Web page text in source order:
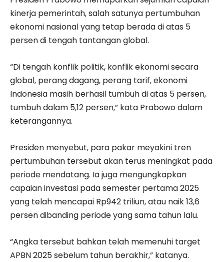
kinerja pemerintah, salah satunya pertumbuhan
ekonomi nasional yang tetap berada di atas 5
persen di tengah tantangan global.
“Di tengah konflik politik, konflik ekonomi secara
global, perang dagang, perang tarif, ekonomi
Indonesia masih berhasil tumbuh di atas 5 persen,
tumbuh dalam 5,12 persen,” kata Prabowo dalam
keterangannya.
Presiden menyebut, para pakar meyakini tren
pertumbuhan tersebut akan terus meningkat pada
periode mendatang. Ia juga mengungkapkan
capaian investasi pada semester pertama 2025
yang telah mencapai Rp942 triliun, atau naik 13,6
persen dibanding periode yang sama tahun lalu.
“Angka tersebut bahkan telah memenuhi target
APBN 2025 sebelum tahun berakhir,” katanya.